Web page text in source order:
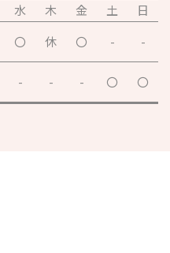
水 木 金 土
日
〇 休 〇 -
-
- - - 〇 〇